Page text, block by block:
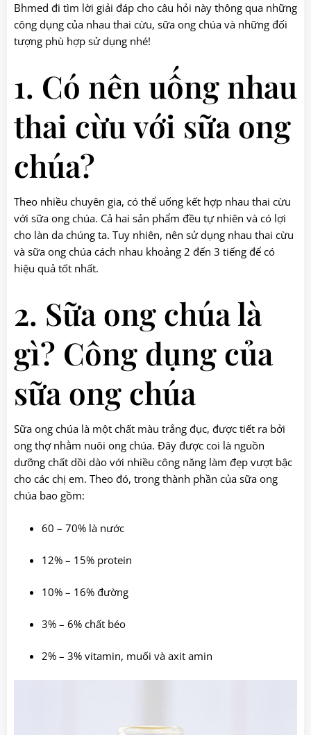
Bhmed đi tìm lời giải đáp cho câu hỏi này thông qua những
công dụng của nhau thai cừu, sữa ong chúa và những đối
tượng phù hợp sử dụng nhé!
1. Có nên uống nhau
thai cừu với sữa ong
chúa?
Theo nhiều chuyên gia, có thể uống kết hợp nhau thai cừu
với sữa ong chúa. Cả hai sản phẩm đều tự nhiên và có lợi
cho làn da chúng ta. Tuy nhiên, nên sử dụng nhau thai cừu
và sữa ong chúa cách nhau khoảng 2 đến 3 tiếng để có
hiệu quả tốt nhất.
2. Sữa ong chúa là
gì? Công dụng của
sữa ong chúa
Sữa ong chúa là một chất màu trắng đục, được tiết ra bởi
ong thợ nhằm nuôi ong chúa. Đây được coi là nguồn
dưỡng chất dồi dào với nhiều công năng làm đẹp vượt bậc
cho các chị em. Theo đó, trong thành phần của sữa ong
chúa bao gồm:
60 – 70% là nước
12% – 15% protein
10% – 16% đường
3% – 6% chất béo
2% – 3% vitamin, muối và axit amin